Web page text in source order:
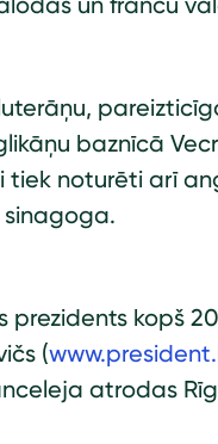
baznīcā
tiek noturēti arī
sinagoga.
prezidents kopš
(
atrodas